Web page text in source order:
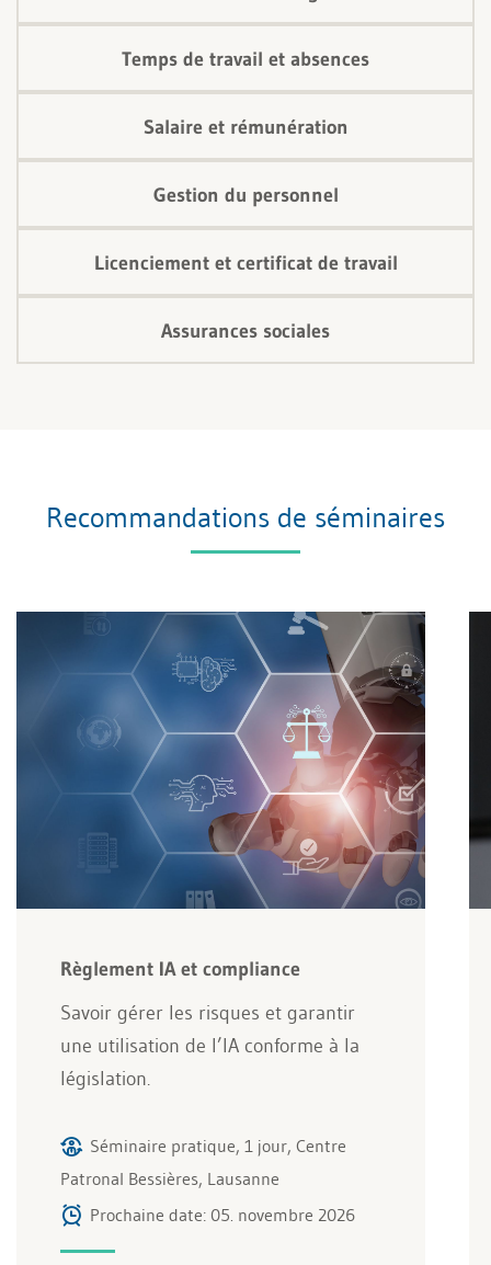
Temps de travail et absences
Salaire et rémunération
Gestion du personnel
Licenciement et certificat de travail
Assurances sociales
Recommandations de séminaires
Règlement IA et compliance
Savoir gérer les risques et garantir
une utilisation de l’IA conforme à la
législation.
Séminaire pratique, 1 jour, Centre
Patronal Bessières, Lausanne
Prochaine date: 05. novembre 2026